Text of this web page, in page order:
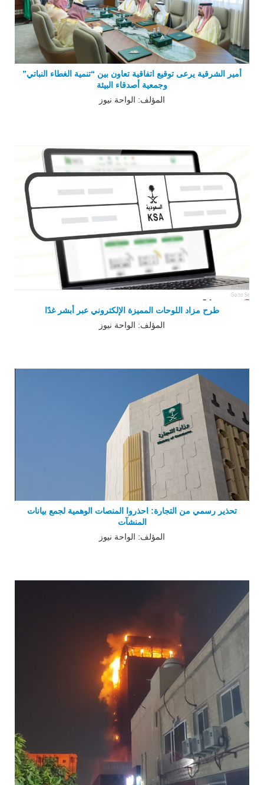
أمير الشرقية يرعى توقيع اتفاقية تعاون بين “تنمية الغطاء النباتي”
وجمعية أصدقاء البيئة
المؤلف: الواحة نيوز
طرح مزاد اللوحات المميزة الإلكتروني عبر أبشر غدًا
المؤلف: الواحة نيوز
تحذير رسمي من التجارة: احذروا المنصات الوهمية لجمع بيانات
المنشآت
المؤلف: الواحة نيوز